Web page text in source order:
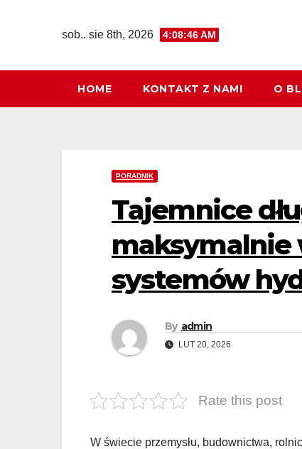
sob.. sie 8th, 2026 4:08:47 AM
HOME KONTAKT Z NAMI O
PORADNIK
Tajemnice
maksymalnie
systemów
By admin
LUT 20, 2026
Rate this post
W świecie przemysłu, budownictwa,